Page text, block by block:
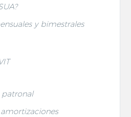
y bimestrales
patronal